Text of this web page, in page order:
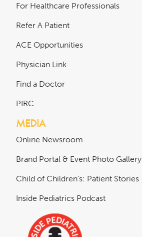
For Healthcare Professionals
Refer A Patient
ACE Opportunities
Physician Link
Find a Doctor
PIRC
MEDIA
Online Newsroom
Brand Portal & Event Photo Gallery
Child of Children's: Patient Stories
Inside Pediatrics Podcast